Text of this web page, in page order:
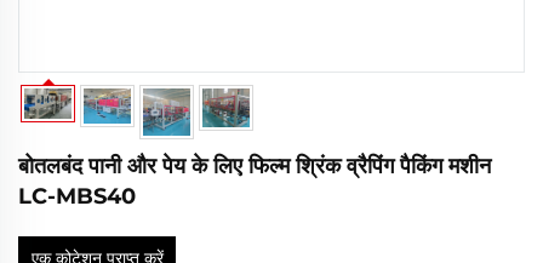
बोतलबंद पानी और पेय के लिए फिल्म श्रिंक व्रैपिंग पैकिंग मशीन
LC-MBS40
एक कोटेशन प्राप्त करें